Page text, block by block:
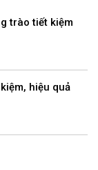
trào tiết kiệm
hiệu quả